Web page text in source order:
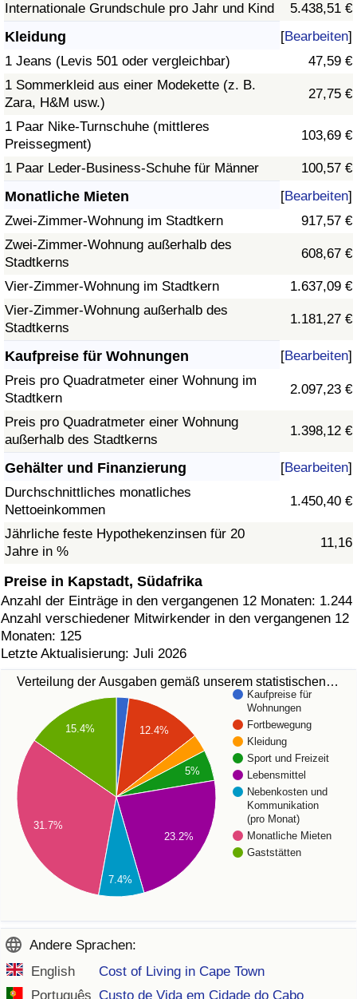
Internationale Grundschule pro Jahr und Kind 5.438,51 €
Kleidung [Bearbeiten]
1 Jeans (Levis 501 oder vergleichbar)
47,59 €
1 Sommerkleid aus einer Modekette (z. B.
Zara, H&M usw.)
27,75 €
1 Paar Nike-Turnschuhe (mittleres
Preissegment)
103,69 €
1 Paar Leder-Business-Schuhe für Männer 100,57 €
Monatliche Mieten [Bearbeiten]
Zwei-Zimmer-Wohnung im Stadtkern
917,57 €
Zwei-Zimmer-Wohnung außerhalb des
Stadtkerns
608,67 €
Vier-Zimmer-Wohnung im Stadtkern
1.637,09 €
Vier-Zimmer-Wohnung außerhalb des
Stadtkerns
1.181,27 €
Kaufpreise für Wohnungen [Bearbeiten]
Preis pro Quadratmeter einer Wohnung im
Stadtkern
2.097,23 €
Preis pro Quadratmeter einer Wohnung
außerhalb des Stadtkerns
1.398,12 €
Gehälter und Finanzierung [Bearbeiten]
Durchschnittliches monatliches
Nettoeinkommen
1.450,40 €
Jährliche feste Hypothekenzinsen für 20
Jahre in %
11,16
Preise in Kapstadt, Südafrika
Anzahl der Einträge in den vergangenen 12 Monaten: 1.244
Anzahl verschiedener Mitwirkender in den vergangenen 12
Monaten: 125
Letzte Aktualisierung: Juli 2026
Verteilung der Ausgaben gemäß unserem statistischen…
Kaufpreise für
Wohnungen
Fortbewegung
Kleidung
Sport und Freizeit
Lebensmittel
Nebenkosten und
Kommunikation
(pro Monat)
Monatliche Mieten
Gaststätten
12.4%
5%
23.2%
15.4%
31.7%
7.4%
Andere Sprachen:
English
Cost of Living in Cape Town
Português Custo de Vida em Cidade do Cabo